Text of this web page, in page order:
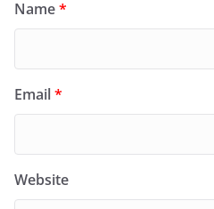
Name*
Email*
Website